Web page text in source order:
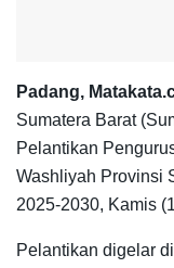
Padang,
Sumatera Barat
Pelantikan
Washliyah Provinsi
2025-2030, Kamis
Pelantikan digelar